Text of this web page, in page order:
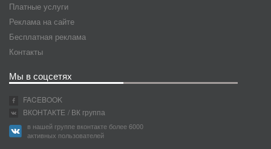
Платные услуги
Реклама на сайте
Бесплатная реклама
Контакты
Мы в соцсетях
FACEBOOK
ВКОНТАКТЕ / ВК группа
в нашей группе вконтакте более 6000
активных пользователей